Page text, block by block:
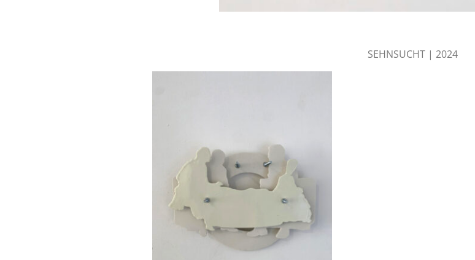
SEHNSUCHT | 2024